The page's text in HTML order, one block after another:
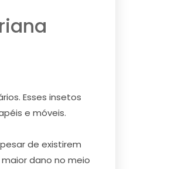
Esses insetos
e móveis.
de existirem
dano no meio